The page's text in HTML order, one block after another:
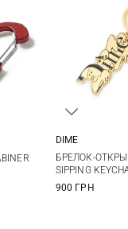
DIME
БРЕЛОК-
SIPPING
900 ГРН